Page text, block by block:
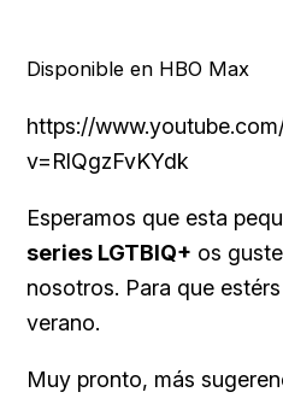
Disponible en HBO Max
https://
v=RlQgzFvKYdk
Esperamos que esta
series LGTBIQ+ os
nosotros. Para que
verano.
Muy pronto, más